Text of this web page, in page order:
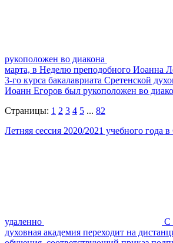
рукоположен во диакона
марта, в Неделю преподобного Иоанна
3-го курса бакалавриата Сретенской
Иоанн Егоров был рукоположен во
Страницы: 1 2 3 4 5 ... 82
Летняя сессия 2020/2021 учебного года
удаленно
С
духовная академия переходит на